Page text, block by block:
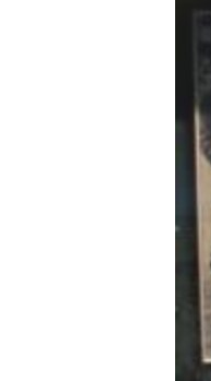
TRI DECENIJE OD RATA U BIH